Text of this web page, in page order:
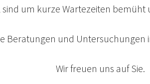
um kurze Wartezeiten
Beratungen und
Wir freuen uns auf Sie.